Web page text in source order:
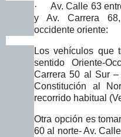
·
Av. Calle 63
y Av. Carrera
occidente oriente:
Los vehículos que
sentido Oriente-
Carrera 50 al Sur
Constitución al
recorrido habitual
Otra opción es
60 al norte- Av.